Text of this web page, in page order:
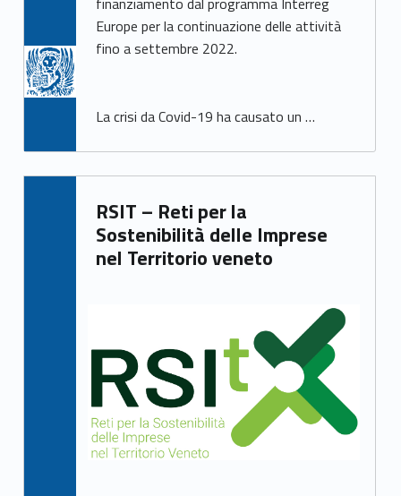
Europe per la continuazione delle attività
fino a settembre 2022.
La crisi da Covid-19 ha causato un …
RSIT – Reti per la
Sostenibilità delle Imprese
nel Territorio veneto